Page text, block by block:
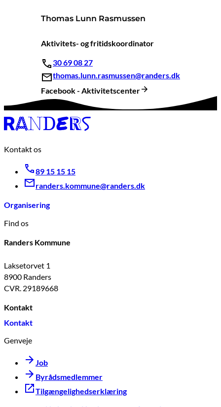
Thomas Lunn Rasmussen
Aktivitets- og fritidskoordinator
30 69 08 27
thomas.lunn.rasmussen@randers.dk
Facebook - Aktivitetscenter
Kontakt os
89 15 15 15
randers.kommune@randers.dk
Organisering
Find os
Randers Kommune
Laksetorvet 1
8900 Randers
CVR. 29189668
Kontakt
Kontakt
Genveje
Job
Byrådsmedlemmer
Tilgængelighedserklæring